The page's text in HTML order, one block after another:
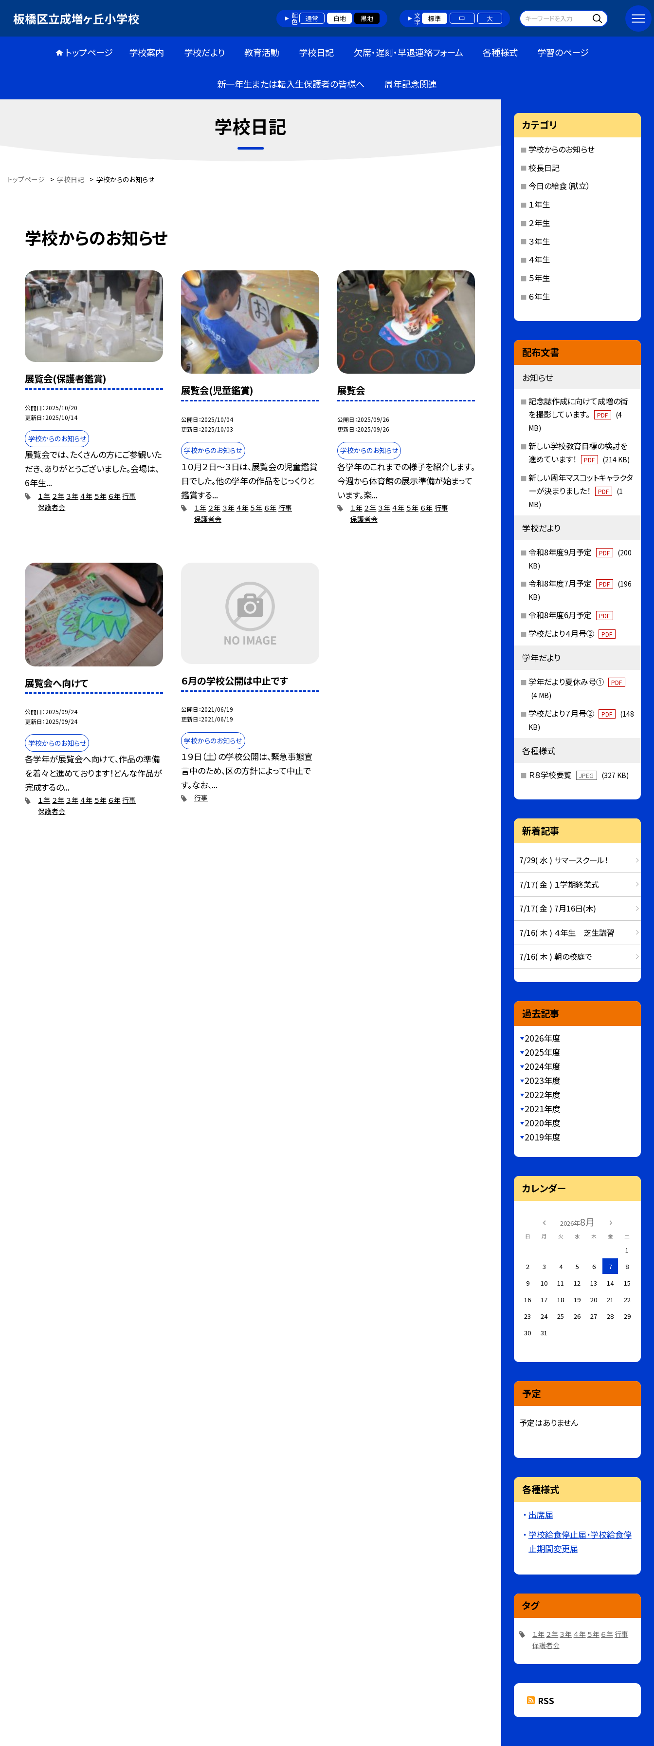
板橋区立成増ヶ丘小学校 配色 通常 白地 黒地 文字 標準 中 大
トップページ 学校案内 学校だより 教育活動 学校日記 欠席・遅刻・早退連絡フォーム 各種様式 学習のページ
新一年生または転入生保護者の皆様へ 周年記念関連
学校日記
トップページ > 学校日記 > 学校からのお知らせ
学校からのお知らせ
展覧会(保護者鑑賞)
公開日 2025/10/20
更新日 2025/10/14
学校からのお知らせ
展覧会では、たくさんの方にご参観いた
だき、ありがとうございました。会場は、
6年生...
１年 ２年 ３年 ４年 ５年 ６年行事
保護者会
展覧会(児童鑑賞)
公開日 2025/10/04
更新日 2025/10/03
学校からのお知らせ
１０月２日～３日は、展覧会の児童鑑賞
日でした。他の学年の作品をじっくりと
鑑賞する...
１年 ２年 ３年 ４年 ５年 ６年 行事
保護者会
展覧会
公開日 2025/09/26
更新日 2025/09/26
学校からのお知らせ
各学年のこれまでの様子を紹介します。
今週から体育館の展示準備が始まって
います。楽...
１年 ２年 ３年 ４年 ５年 ６年 行事
保護者会
展覧会へ向けて
公開日 2025/09/24
更新日 2025/09/24
学校からのお知らせ
各学年が展覧会へ向けて、作品の準備
を着々と進めております！どんな作品が
完成するの...
１年 ２年 ３年 ４年 ５年 ６年行事
保護者会
６月の学校公開は中止です
公開日 2021/06/19
更新日 2021/06/19
学校からのお知らせ
１９日（土）の学校公開は、緊急事態宣
言中のため、区の方針によって中止で
す。なお、...
行事
カテゴリ
学校からのお知らせ
校長日記
今日の給食（献立）
１年生
２年生
３年生
４年生
５年生
６年生
配布文書
お知らせ
記念誌作成に向けて成増の街
を撮影しています。
PDF
(4
MB)
新しい学校教育目標の検討を
進めています！
PDF (214 KB)
新しい周年マスコットキャラクタ
ーが決まりました！
PDF
(1
MB)
学校だより
令和8年度9月予定 PDF
(200
KB)
令和8年度7月予定 PDF
(196
KB)
令和8年度6月予定 PDF
学校だより４月号② PDF
学年だより
学年だより夏休み号① PDF
(4 MB)
学校だより７月号② PDF
(148
KB)
各種様式
Ｒ８学校要覧 JPEG (327 KB)
新着記事
7/29( 水 ) サマースクール！
7/17( 金 ) １学期終業式
7/17( 金 ) 7月16日(木)
7/16( 木 ) ４年生 芝生講習
7/16( 木 ) 朝の校庭で
過去記事
2026年度
2025年度
2024年度
2023年度
2022年度
2021年度
2020年度
2019年度
カレンダー
2026年8月
日 月 火 水 木 金 土
1
2
3 4 5 6 7
8
9
10 11 12 13 14
15
16
17 18 19 20 21
22
23
24 25 26 27 28
29
30
31
予定
予定はありません
各種様式
出席届
学校給食停止届・学校給食停
止期間変更届
タグ
１年 ２年 ３年 ４年 ５年 ６年 行事
保護者会
RSS